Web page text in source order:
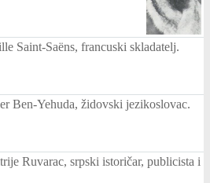
Saint-Saëns, francuski skladatelj.
Ben-Yehuda, židovski jezikoslovac.
Ruvarac, srpski istoričar, publicista i